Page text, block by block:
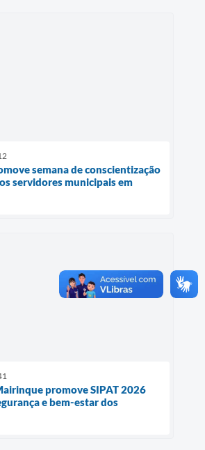
semana de conscientização
servidores municipais em
promove SIPAT 2026
e bem-estar dos